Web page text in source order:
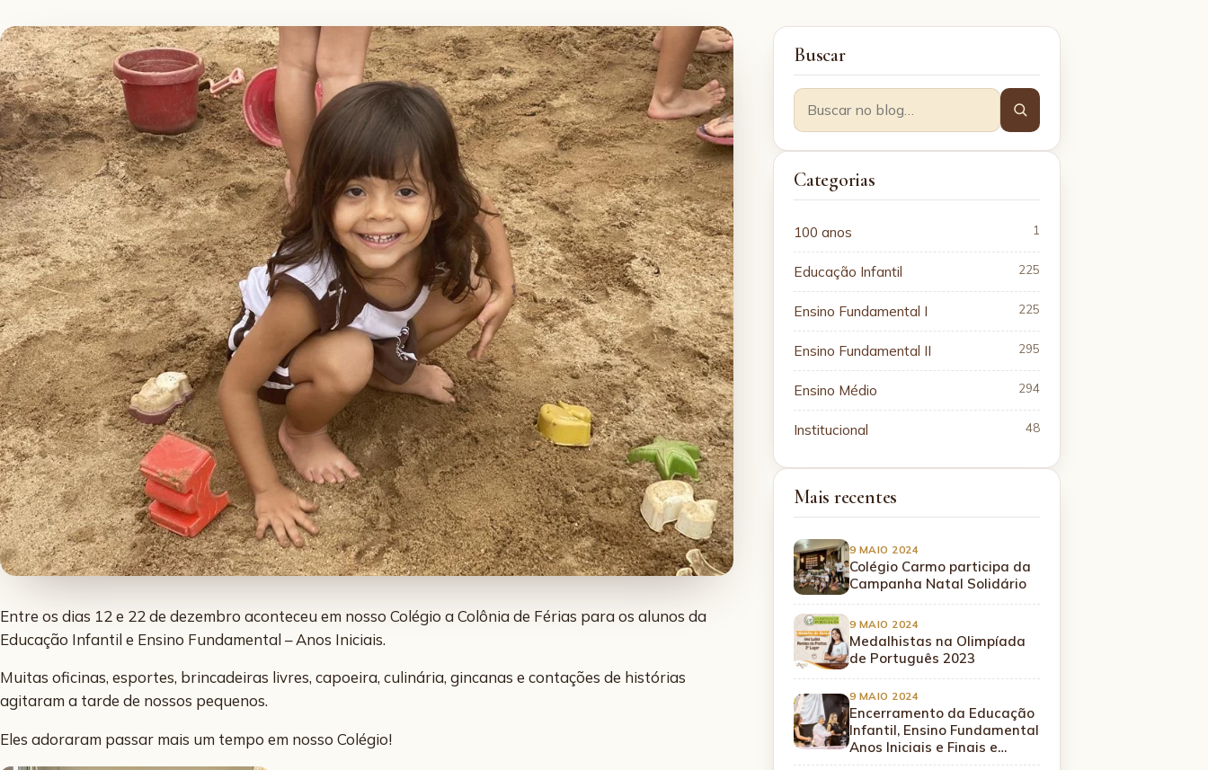
Entre os dias 12 e 22 de dezembro aconteceu em nosso Colégio a Colônia de Férias para os alunos da
Educação Infantil e Ensino Fundamental – Anos Iniciais.
Muitas oficinas, esportes, brincadeiras livres, capoeira, culinária, gincanas e contações de histórias
agitaram a tarde de nossos pequenos.
Eles adoraram passar mais um tempo em nosso Colégio!
Buscar
Categorias
100 anos 1
Educação Infantil 225
Ensino Fundamental I 225
Ensino Fundamental II 295
Ensino Médio 294
Institucional 48
Mais recentes
9 MAIO 2024
Colégio Carmo participa da
Campanha Natal Solidário
9 MAIO 2024
Medalhistas na Olimpíada
de Português 2023
9 MAIO 2024
Encerramento da Educação
Infantil, Ensino Fundamental
Anos Iniciais e Finais e…